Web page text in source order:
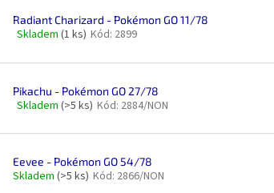
Radiant Charizard - Pokémon GO 11/78
Průměrné
produktu
4,5
z
Skladem (1 ks) Kód: 2899
Pikachu - Pokémon GO 27/78
Průměrné
produktu
5,0
z
Skladem (>5 ks) Kód: 2884/NON
Eevee - Pokémon GO 54/78
Skladem (>5 ks) Kód: 2866/NON